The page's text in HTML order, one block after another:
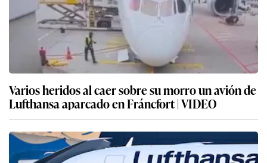
Varios heridos al caer sobre su morro un avión de
Lufthansa aparcado en Fráncfort | VIDEO